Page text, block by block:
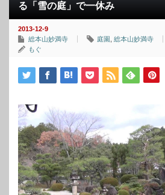
る「雪の庭」で一休み
2013-12-9
総本山妙満寺
庭園 総本山妙満寺
もぐ